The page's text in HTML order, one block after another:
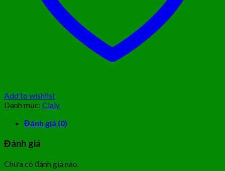
Add to wishlist
Danh mục: Cialy
Đánh giá (0)
Đánh giá
Chưa có đánh giá nào.